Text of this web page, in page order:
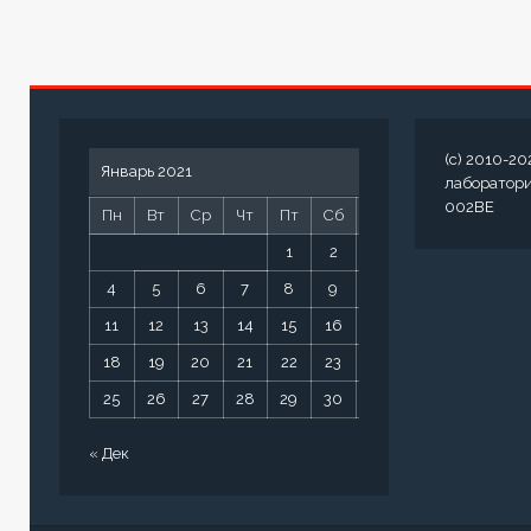
Январь 2021
Пн Вт Ср Чт Пт Сб
1 2
4 5 6 7 8 9
11 12 13 14 15 16
18 19 20 21 22 23
25 26 27 28 29 30
« Дек
(c) 2010-
002BE